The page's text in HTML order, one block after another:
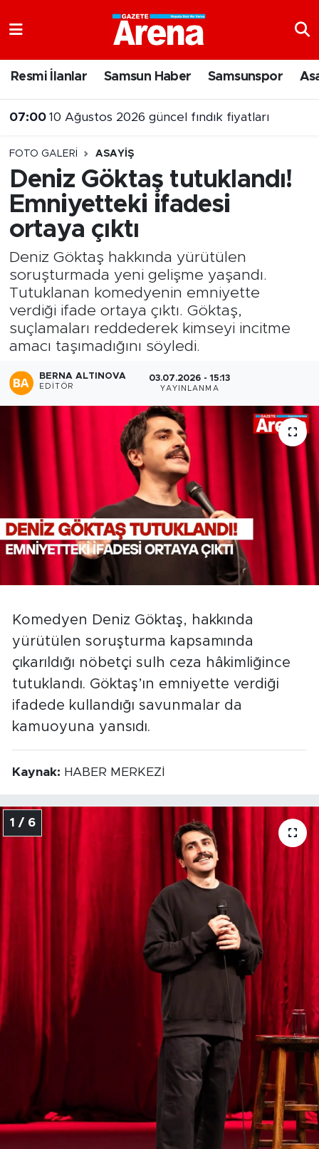
Resmi İlanlar Samsun Haber Samsunspor
10 Ağustos 2026 güncel fındık fiyatları
23:07 Samsun’da denizde kaybolan 17 yaşındaki gençten acı haber
FOTO GALERI ASAYIŞ
Deniz Göktaş tutuklandı!
Emniyetteki ifadesi
ortaya çıktı
Deniz Göktaş hakkında yürütülen
soruşturmada yeni gelişme yaşandı.
Tutuklanan komedyenin emniyette
verdiği ifade ortaya çıktı. Göktaş,
suçlamaları reddederek kimseyi incitme
amacı taşımadığını söyledi.
BERNA ALTINOVA
EDITÖR
03.07.2026 - 15:13
YAYINLANMA
Komedyen Deniz Göktaş, hakkında
yürütülen soruşturma kapsamında
çıkarıldığı nöbetçi sulh ceza hâkimliğince
tutuklandı. Göktaş’ın emniyette verdiği
ifadede kullandığı savunmalar da
kamuoyuna yansıdı.
Kaynak: HABER MERKEZİ
1 / 6
Samsun Namaz Vakitleri
Süper Lig Puan Durumu ve Fikstür
Tüm Manşetler
Son Dakika Haberleri
Haber Arşivi